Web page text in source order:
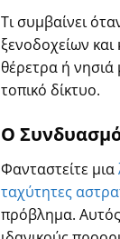
Τι συμβαίνει
ξενοδοχείων
θέρετρα ή νησιά
τοπικό δίκτυο.
Ο
Φανταστείτε μια
ταχύτητες
πρόβλημα. Αυτός